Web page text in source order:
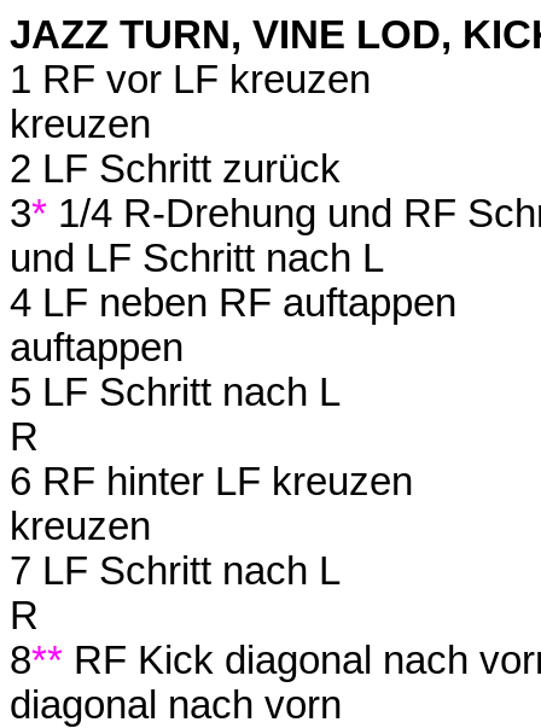
JAZZ TURN, VINE LOD,
1 RF vor LF kreuzen
kreuzen
2 LF Schritt zurück
3* 1/4 R-Drehung und RF
und LF Schritt nach L
4 LF neben RF auftappen
auftappen
5 LF Schritt nach L
R
6 RF hinter LF
kreuzen
7 LF Schritt nach L
R
8** RF Kick diagonal nach
diagonal nach vorn